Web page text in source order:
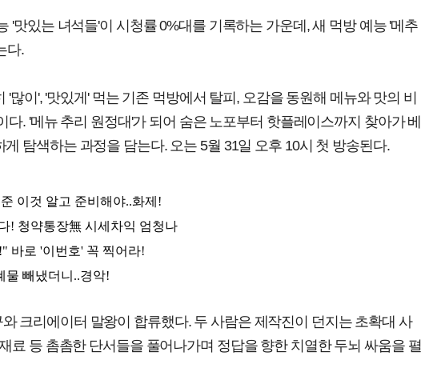
'맛있는 녀석들'이 시청률 0%대를 기록하는 가운데, 새 먹방 예능 '메추
다.
'많이', '맛있게' 먹는 기존 먹방에서 탈피, 오감을 동원해 메뉴와 맛의 비
다. '메뉴 추리 원정대'가 되어 숨은 노포부터 핫플레이스까지 찾아가 베
탐색하는 과정을 담는다. 오는 5월 31일 오후 10시 첫 방송된다.
크리에이터 말왕이 합류했다. 두 사람은 제작진이 던지는 초확대 사
료 등 촘촘한 단서들을 풀어나가며 정답을 향한 치열한 두뇌 싸움을 펼